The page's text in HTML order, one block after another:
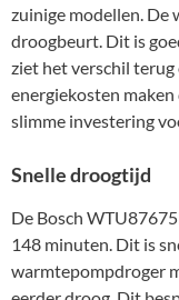
zuinige modellen. De
droogbeurt. Dit is
ziet het verschil terug
energiekosten maken
slimme investering
Snelle droogtijd
De Bosch
148 minuten. Dit is
warmtepompdroger